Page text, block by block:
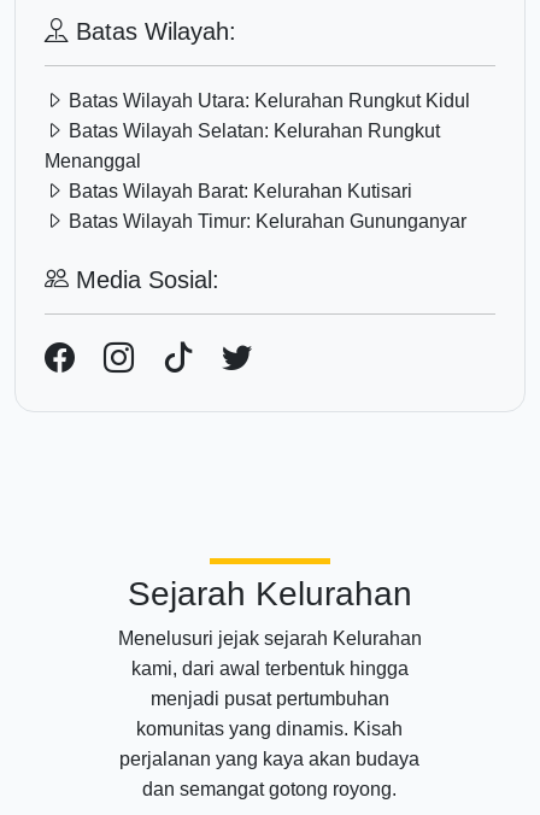
Batas Wilayah:
Batas Wilayah Utara: Kelurahan Rungkut Kidul
Batas Wilayah Selatan: Kelurahan Rungkut
Menanggal
Batas Wilayah Barat: Kelurahan Kutisari
Batas Wilayah Timur: Kelurahan Gununganyar
Media Sosial:
Sejarah Kelurahan
Menelusuri jejak sejarah Kelurahan
kami, dari awal terbentuk hingga
menjadi pusat pertumbuhan
komunitas yang dinamis. Kisah
perjalanan yang kaya akan budaya
dan semangat gotong royong.